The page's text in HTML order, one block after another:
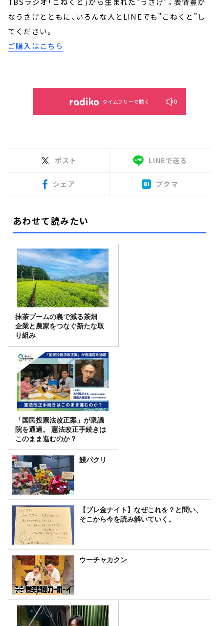
なうさげとともに、いろんな人とLINEでも”こねくと”し
てください。
ご購入はこちら
タイムフリーで聴く
ポスト LINEで送る
シェア ブクマ
あわせて読みたい
抹茶ブームの裏で減る茶畑
企業と農家をつなぐ新たな取
り組み
「国民投票法改正案」が衆議
院を通過。 憲法改正手続きは
このまま進むのか？
鰻パクリ
【プレ金ナイト】なぜこれを？と問い、
そこから今を読み解いていく。
ウーチャカクン